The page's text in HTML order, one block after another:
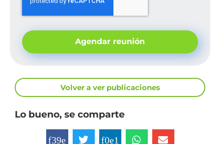
Agendar reunión
Volver a ver publicaciones
Lo bueno, se comparte